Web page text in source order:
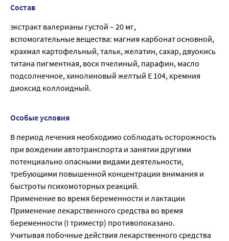
Состав
экстракт валерианы густой – 20 мг,
вспомогательные вещества: магния карбонат основной,
крахмал картофельный, тальк, желатин, сахар, двуокись
титана пигментная, воск пчелиный, парафин, масло
подсолнечное, хинолиновый желтый Е 104, кремния
диоксид коллоидный.
Особые условия
В период лечения необходимо соблюдать осторожность
при вождении автотранспорта и занятии другими
потенциально опасными видами деятельности,
требующими повышенной концентрации внимания и
быстроты психомоторных реакций.
Применение во время беременности и лактации
Применение лекарственного средства во время
беременности (I триместр) противопоказано.
Учитывая побочные действия лекарственного средства